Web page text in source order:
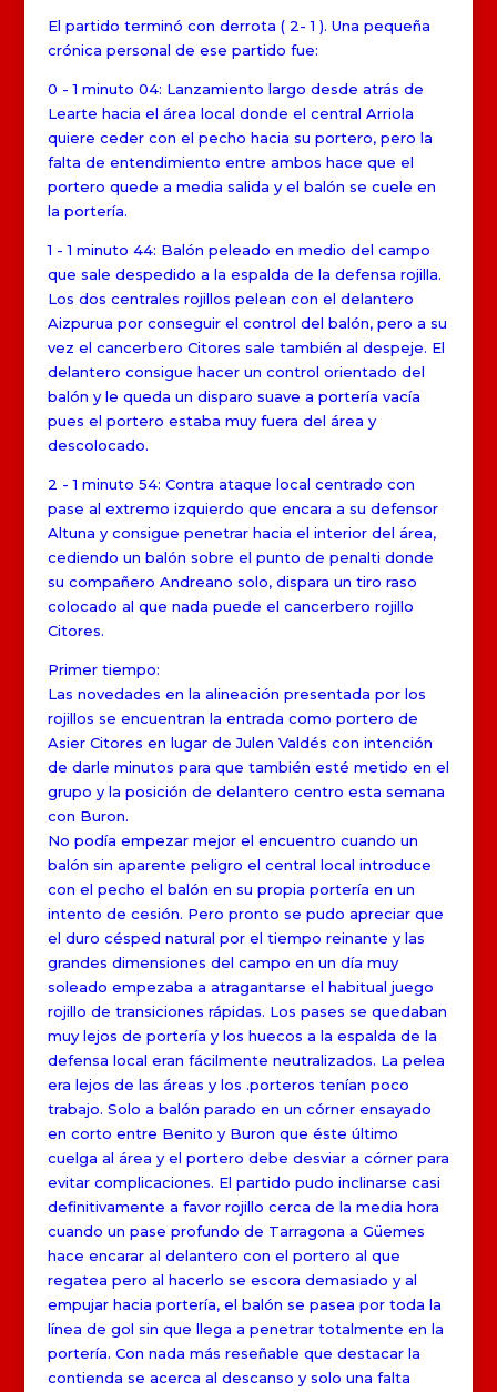
El partido terminó con derrota ( 2- 1 ). Una pequeña
crónica personal de ese partido fue:
0 - 1 minuto 04: Lanzamiento largo desde atrás de
Learte hacia el área local donde el central Arriola
quiere ceder con el pecho hacia su portero, pero la
falta de entendimiento entre ambos hace que el
portero quede a media salida y el balón se cuele en
la portería.
1 - 1 minuto 44: Balón peleado en medio del campo
que sale despedido a la espalda de la defensa rojilla.
Los dos centrales rojillos pelean con el delantero
Aizpurua por conseguir el control del balón, pero a su
vez el cancerbero Citores sale también al despeje. El
delantero consigue hacer un control orientado del
balón y le queda un disparo suave a portería vacía
pues el portero estaba muy fuera del área y
descolocado.
2 - 1 minuto 54: Contra ataque local centrado con
pase al extremo izquierdo que encara a su defensor
Altuna y consigue penetrar hacia el interior del área,
cediendo un balón sobre el punto de penalti donde
su compañero Andreano solo, dispara un tiro raso
colocado al que nada puede el cancerbero rojillo
Citores.
Primer tiempo:
Las novedades en la alineación presentada por los
rojillos se encuentran la entrada como portero de
Asier Citores en lugar de Julen Valdés con intención
de darle minutos para que también esté metido en el
grupo y la posición de delantero centro esta semana
con Buron.
No podía empezar mejor el encuentro cuando un
balón sin aparente peligro el central local introduce
con el pecho el balón en su propia portería en un
intento de cesión. Pero pronto se pudo apreciar que
el duro césped natural por el tiempo reinante y las
grandes dimensiones del campo en un día muy
soleado empezaba a atragantarse el habitual juego
rojillo de transiciones rápidas. Los pases se quedaban
muy lejos de portería y los huecos a la espalda de la
defensa local eran fácilmente neutralizados. La pelea
era lejos de las áreas y los .porteros tenían poco
trabajo. Solo a balón parado en un córner ensayado
en corto entre Benito y Buron que éste último
cuelga al área y el portero debe desviar a córner para
evitar complicaciones. El partido pudo inclinarse casi
definitivamente a favor rojillo cerca de la media hora
cuando un pase profundo de Tarragona a Güemes
hace encarar al delantero con el portero al que
regatea pero al hacerlo se escora demasiado y al
empujar hacia portería, el balón se pasea por toda la
línea de gol sin que llega a penetrar totalmente en la
portería. Con nada más reseñable que destacar la
contienda se acerca al descanso y solo una falta